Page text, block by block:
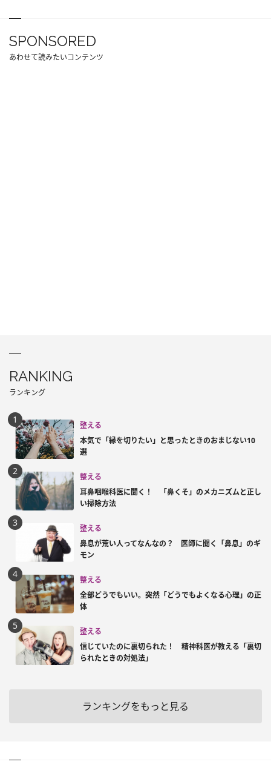
SPONSORED
あわせて読みたいコンテンツ
RANKING
ランキング
整える
本気で「縁を切りたい」と思ったときのおまじない10
選
整える
耳鼻咽喉科医に聞く！ 「鼻くそ」のメカニズムと正し
い掃除方法
整える
鼻息が荒い人ってなんなの？ 医師に聞く「鼻息」のギ
モン
整える
全部どうでもいい。突然「どうでもよくなる心理」の正
体
整える
信じていたのに裏切られた！ 精神科医が教える「裏切
られたときの対処法」
ランキングをもっと見る